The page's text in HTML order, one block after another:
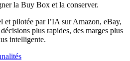
la Buy Box et la conserver.
et pilotée par l’IA sur Amazon, eBay,
plus rapides, des marges plus
intelligente.